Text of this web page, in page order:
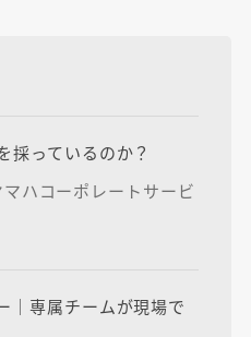
採っているのか？
ハコーポレートサービ
｜専属チームが現場で